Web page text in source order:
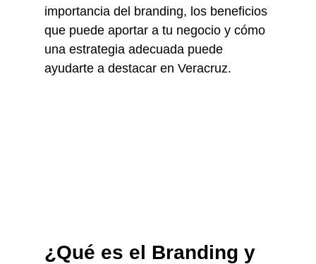
importancia del branding, los beneficios
que puede aportar a tu negocio y cómo
una estrategia adecuada puede
ayudarte a destacar en Veracruz.
¿Qué es el Branding y